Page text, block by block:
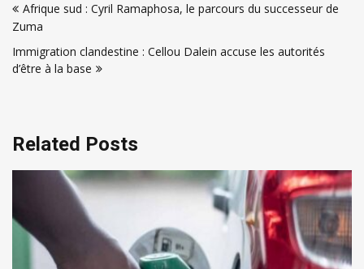
de
l’article
Afrique sud : Cyril Ramaphosa, le parcours du successeur de
Zuma
Immigration clandestine : Cellou Dalein accuse les autorités
d’être à la base
Related Posts